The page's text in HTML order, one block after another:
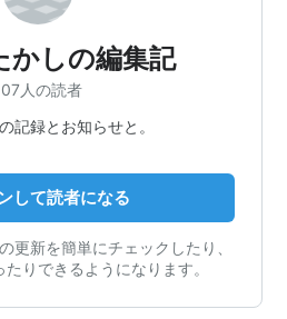
かしの編集記
人の読者
記録とお知らせと。
して読者になる
更新を簡単にチェックしたり、
りできるようになります。